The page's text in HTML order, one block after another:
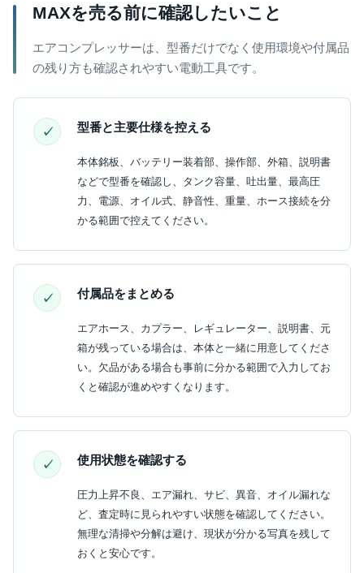
MAXを売る前に確認したいこと
エアコンプレッサーは、型番だけでなく使用環境や付属品
の残り方も確認されやすい電動工具です。
型番と主要仕様を控える
本体銘板、バッテリー装着部、操作部、外箱、説明書
などで型番を確認し、タンク容量、吐出量、最高圧
力、電源、オイル式、静音性、重量、ホース接続を分
かる範囲で控えてください。
付属品をまとめる
エアホース、カプラー、レギュレーター、説明書、元
箱が残っている場合は、本体と一緒に用意してくださ
い。欠品がある場合も事前に分かる範囲で入力してお
くと確認が進めやすくなります。
使用状態を確認する
圧力上昇不良、エア漏れ、サビ、異音、オイル漏れな
ど、査定時に見られやすい状態を確認してください。
無理な清掃や分解は避け、現状が分かる写真を残して
おくと安心です。